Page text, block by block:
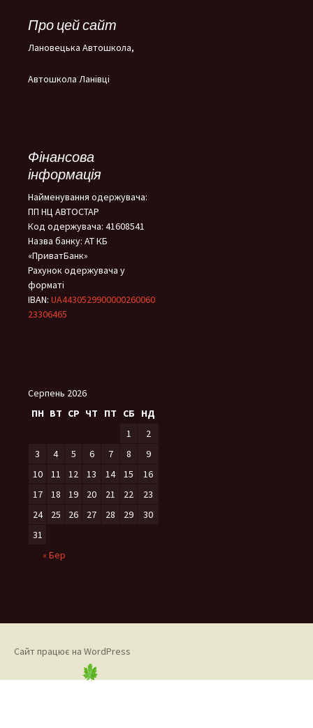
Про цей сайт
Лановецька Автошкола,
Автошкола Ланівці
Фінансова
інформація
Найменування одержувача:
ПП НЦ АВТОСТАР
Код одержувача: 41608541
Назва банку: АТ КБ
«ПриватБанк»
Рахунок одержувача у
форматі
IBAN: UA4430529900000260060
23306465
Серпень 2026
ПН ВТ СР ЧТ ПТ СБ
НД
1
2
3
4 5 6 7 8
9
10
11 12 13 14 15
16
17
18 19 20 21 22
23
24
25 26 27 28 29
30
31
« Бер
Сайт працює на WordPress